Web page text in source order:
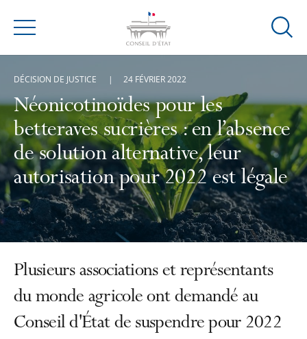
Menu
Ouvrir
Néonicotinoïdes pour les
betteraves sucrières : en l’absence
de solution alternative, leur
autorisation pour 2022 est légale
DÉCISION DE JUSTICE 24 FÉVRIER 2022
Plusieurs associations et représentants
du monde agricole ont demandé au
Conseil d'État de suspendre pour 2022